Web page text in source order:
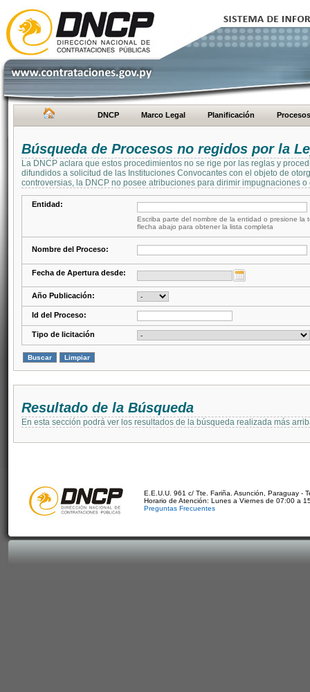
DNCP Marco Legal Planificación Procesos
Búsqueda de Procesos no regidos por la
La DNCP aclara que estos procedimientos no se rige por las reglas y
difundidos a solicitud de las Instituciones Convocantes con el objeto de
controversias, la DNCP no posee atribuciones para dirimir impugnaciones
Entidad:
Escriba parte del nombre de la entidad o presione la
flecha abajo para obtener la lista completa
Nombre del Proceso:
Fecha de Apertura desde:
Año Publicación:
Id del Proceso:
Tipo de licitación
Resultado de la Búsqueda
En esta sección podrá ver los resultados de la búsqueda realizada más
E.E.U.U. 961 c/ Tte. Fariña. Asunción, Paraguay -
Horario de Atención: Lunes a Viernes de 07:00 a
Preguntas Frecuentes